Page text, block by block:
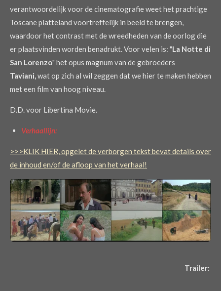
verantwoordelijk voor de cinematografie weet het prachtige
Toscane platteland voortreffelijk in beeld te brengen,
waardoor het contrast met de wreedheden van de oorlog die
er plaatsvinden worden benadrukt. Voor velen is: "La Notte di
San Lorenzo" het opus magnum van de gebroeders
Taviani,wat op zich al wil zeggen dat we hier te maken hebben
met een film van hoog niveau.
D.D. voor Libertina Movie.
Verhaallijn:
>>>KLIK HIER, opgelet de verborgen tekst bevat details over
de inhoud en/of de afloop van het verhaal!
Trailer: